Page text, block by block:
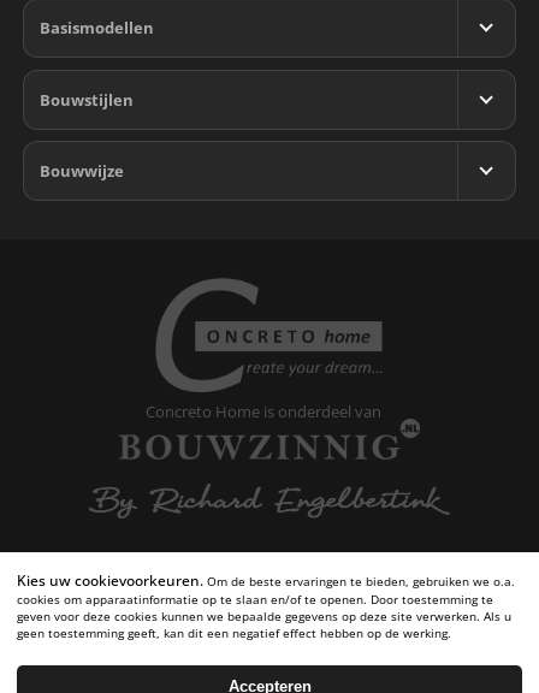
Basismodellen
Bekijk alle modellen
Chicago
Miami Variant
Austin
Boston
Kansas
Seattle
Bouwstijlen
Bekijk alle stijlen
Boerderijwoning
Eigentijds
Levensloop bestendig
Modern
Notariswoning
Schuurwoning
Bouwwijze
Vloeren en verdiepingen
Concreto Home is onderdeel van
Contact:info@concretohome.nl
Algemene voorwaarden
Kies uw cookievoorkeuren. Om de beste ervaringen te bieden, gebruiken we o.a.
cookies om apparaatinformatie op te slaan en/of te openen. Door toestemming te
geven voor deze cookies kunnen we bepaalde gegevens op deze site verwerken. Als u
geen toestemming geeft, kan dit een negatief effect hebben op de werking.
Accepteren